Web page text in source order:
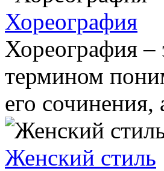
Хореография
Хореография –
термином
его сочинения,
Женский стиль